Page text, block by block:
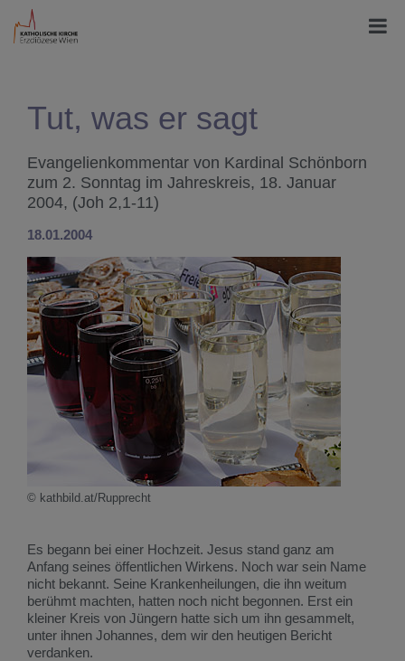
Tut, was er sagt
Evangelienkommentar von Kardinal Schönborn
zum 2. Sonntag im Jahreskreis, 18. Januar
2004, (Joh 2,1-11)
18.01.2004
© kathbild.at/Rupprecht
Es begann bei einer Hochzeit. Jesus stand ganz am
Anfang seines öffentlichen Wirkens. Noch war sein Name
nicht bekannt. Seine Krankenheilungen, die ihn weitum
berühmt machten, hatten noch nicht begonnen. Erst ein
kleiner Kreis von Jüngern hatte sich um ihn gesammelt,
unter ihnen Johannes, dem wir den heutigen Bericht
verdanken.